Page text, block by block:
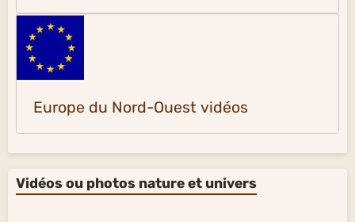
Europe du Nord-Ouest vidéos
Vidéos ou photos nature et univers